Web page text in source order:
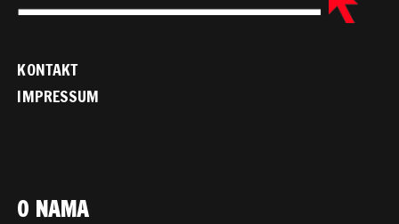
KONTAKT
IMPRESSUM
O NAMA